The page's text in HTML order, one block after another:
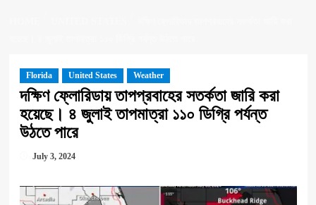
Florida United States Weather
দক্ষিণ ফ্লোরিডায় তাপপ্রবাহের সতর্কতা জারি করা
হয়েছে। ৪ জুলাই তাপমাত্রা ১১০ ডিগ্রি পর্যন্ত
উঠতে পারে
July 3, 2024